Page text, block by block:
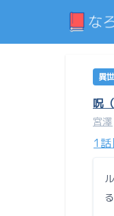
異
呪
宮澤
1話